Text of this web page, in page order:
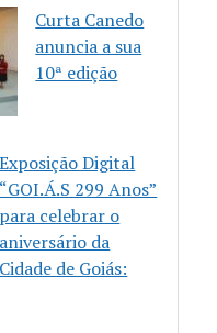
Curta Canedo
anuncia a sua
10ª edição
Exposição Digital
“GOI.Á.S 299 Anos”
para celebrar o
aniversário da
Cidade de Goiás: